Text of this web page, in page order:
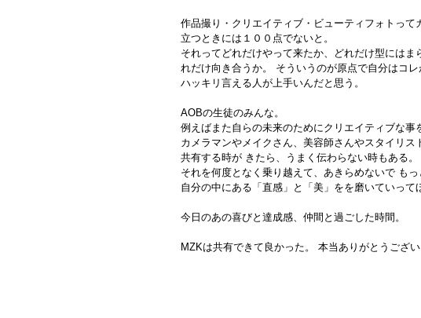
作品撮り・クリエイティブ・ビューティフォトって
立つときには１００点でないと。
それってどれだけやって来たか、どれだけ型にはま
れだけ向き合うか。 そういうのが原点で自分はコレ
ハッキリ言える人が上手いんだと思う。
AOBの生徒のみんな。
例えばまた自らの未来のためにクリエイティブな事
カメラマンやメイクさん、美容師さんやスタイリス
共有する時が きたら、うまく伝わらない時もある。
それを何度となく乗り越えて、あきらめないで もっ
自分の中にある「直感」と「美」をを磨いていって
今日のあの喜びと達成感、仲間と過ごした時間。
MZKは共有できて良かった。 本当ありがとうござ